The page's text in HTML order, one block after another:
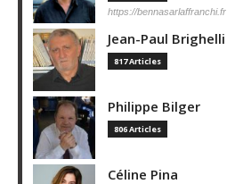
https://bennasarlaffranchi.fr
Jean-Paul Brighelli
817 Articles
Philippe Bilger
806 Articles
Céline Pina